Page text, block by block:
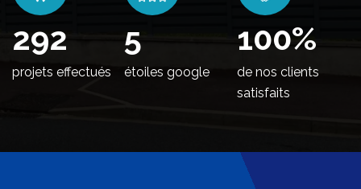
352
projets effectués
5
étoiles google
100%
de nos clients
satisfaits